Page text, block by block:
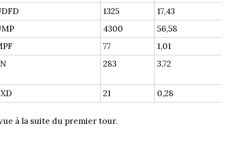
1325
17,43
4300
56,58
77
1,01
283 3,72
21 0,28
à la suite du premier tour.